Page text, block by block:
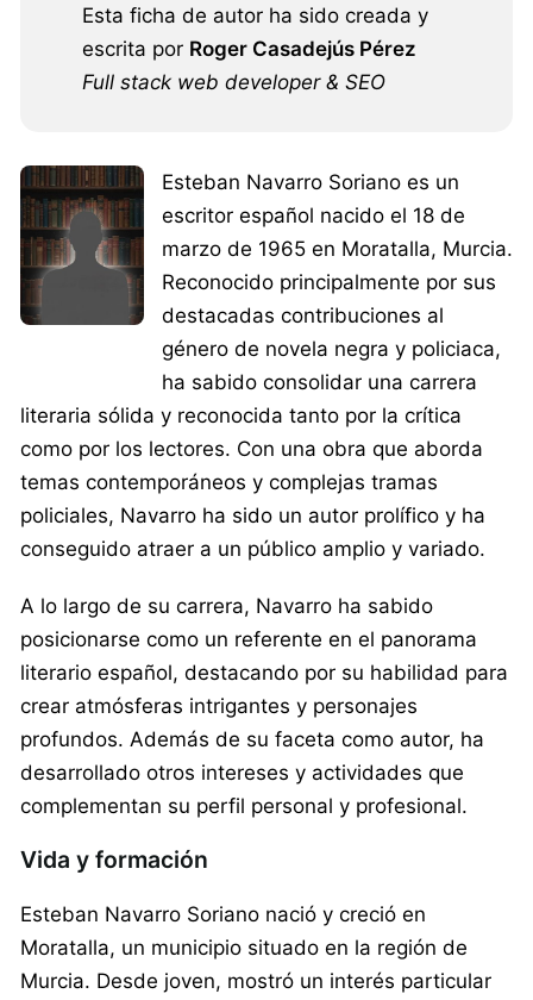
Esta ficha de autor ha sido creada y
escrita por Roger Casadejús Pérez
Full stack web developer & SEO
Esteban Navarro Soriano es un
escritor español nacido el 18 de
marzo de 1965 en Moratalla, Murcia.
Reconocido principalmente por sus
destacadas contribuciones al
género de novela negra y policiaca,
ha sabido consolidar una carrera
literaria sólida y reconocida tanto por la crítica
como por los lectores. Con una obra que aborda
temas contemporáneos y complejas tramas
policiales, Navarro ha sido un autor prolífico y ha
conseguido atraer a un público amplio y variado.
A lo largo de su carrera, Navarro ha sabido
posicionarse como un referente en el panorama
literario español, destacando por su habilidad para
crear atmósferas intrigantes y personajes
profundos. Además de su faceta como autor, ha
desarrollado otros intereses y actividades que
complementan su perfil personal y profesional.
Vida y formación
Esteban Navarro Soriano nació y creció en
Moratalla, un municipio situado en la región de
Murcia. Desde joven, mostró un interés particular